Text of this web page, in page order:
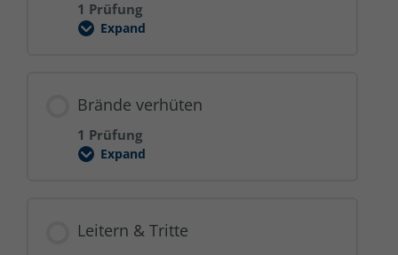
1 Prüfung
Expand
Grundunterweisung
Brände verhüten
1 Prüfung
Expand
Brände
Leitern & Tritte